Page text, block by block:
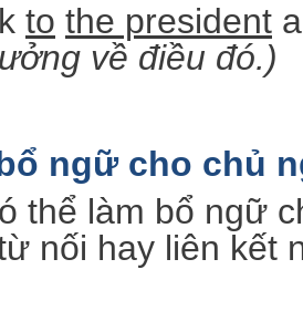
to the president
về điều đó.)
ngữ cho chủ
thể làm bổ ngữ
nối hay liên kết